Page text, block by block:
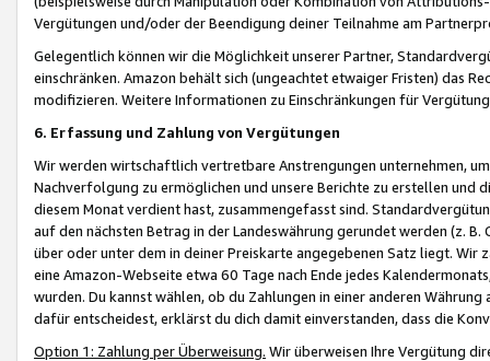
Vergütungen und/oder der Beendigung deiner Teilnahme am
Gelegentlich können wir die Möglichkeit unserer Partner,
einschränken. Amazon behält sich (ungeachtet etwaiger Fristen) das
modifizieren. Weitere Informationen zu Einschränkungen für
6. Erfassung und Zahlung von Vergütungen
Wir werden wirtschaftlich vertretbare Anstrengungen unternehmen,
Nachverfolgung zu ermöglichen und unsere Berichte zu erstellen und
diesem Monat verdient hast, zusammengefasst sind.
auf den nächsten Betrag in der Landeswährung gerundet werden (z.
über oder unter dem in deiner Preiskarte angegebenen Satz liegt.
eine Amazon-Webseite etwa 60 Tage nach Ende jedes
wurden. Du kannst wählen, ob du Zahlungen in einer anderen
dafür entscheidest, erklärst du dich damit einverstanden, dass die
Option 1: Zahlung per Überweisung. Wir überweisen Ihre Vergütung